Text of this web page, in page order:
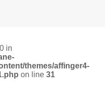
in
themes/affinger4-
on line 31